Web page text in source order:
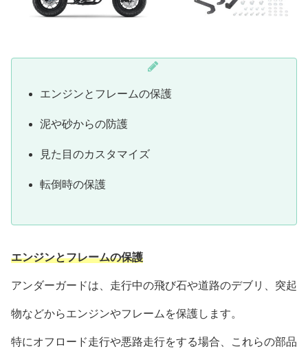
エンジンとフレームの保護
泥や砂からの防護
見た目のカスタマイズ
転倒時の保護
エンジンとフレームの保護
アンダーガードは、走行中の飛び石や道路のデブリ、突起
物などからエンジンやフレームを保護します。
特にオフロード走行や悪路走行をする場合、これらの部品